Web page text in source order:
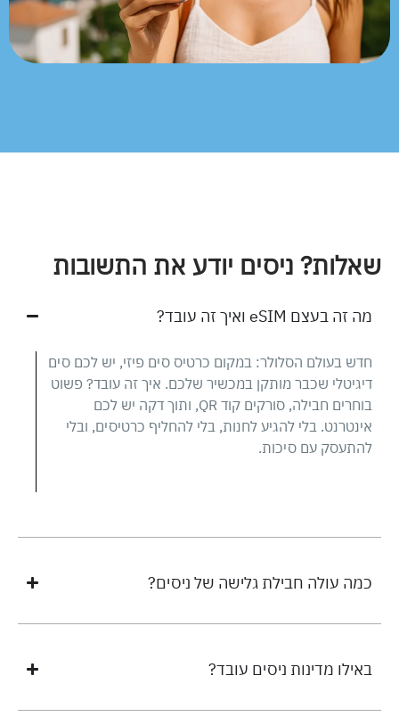
שאלות? ניסים יודע את התשובות
מה זה בעצם eSIM ואיך זה עובד?
חדש בעולם הסלולר: במקום כרטיס סים פיזי, יש לכם סים
דיגיטלי שכבר מותקן במכשיר שלכם. איך זה עובד? פשוט
בוחרים חבילה, סורקים קוד QR, ותוך דקה יש לכם
אינטרנט. בלי להגיע לחנות, בלי להחליף כרטיסים, ובלי
להתעסק עם סיכות.
כמה עולה חבילת גלישה של ניסים?
באילו מדינות ניסים עובד?